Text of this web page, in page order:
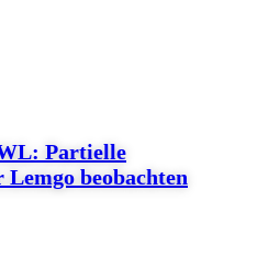
Partielle
beobachten